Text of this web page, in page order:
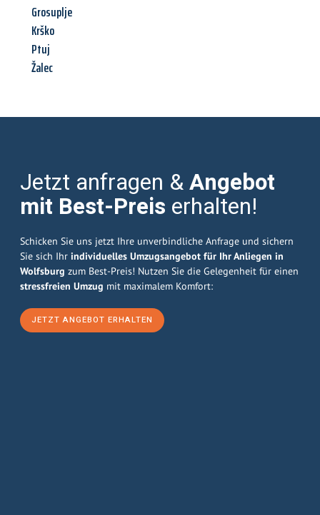
Grosuplje
Krško
Ptuj
Žalec
Jetzt anfragen &Angebot
mit Best-Preis erhalten!
Schicken Sie uns jetzt Ihre unverbindliche Anfrage und sichern
Sie sich Ihr individuelles Umzugsangebot für Ihr Anliegen in
Wolfsburg zum Best-Preis! Nutzen Sie die Gelegenheit für einen
stressfreien Umzug mit maximalem Komfort:
JETZT ANGEBOT ERHALTEN